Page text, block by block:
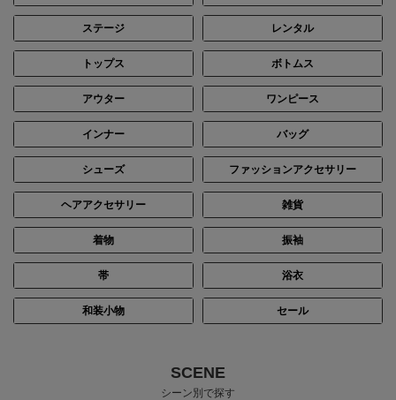
ステージ レンタル
トップス ボトムス
アウター ワンピース
インナー バッグ
シューズ ファッションアクセサリー
ヘアアクセサリー 雑貨
着物 振袖
帯 浴衣
和装小物 セール
SCENE
シーン別で探す